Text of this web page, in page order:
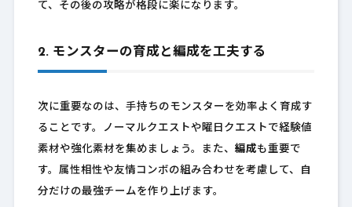
て、その後の攻略が格段に楽になります。
2. モンスターの育成と編成を工夫する
次に重要なのは、手持ちのモンスターを効率よく育成す
ることです。ノーマルクエストや曜日クエストで経験値
素材や強化素材を集めましょう。また、 編成も重要で
す。属性相性や友情コンボの組み合わせを考慮して、自
分だけの最強チームを作り上げます。